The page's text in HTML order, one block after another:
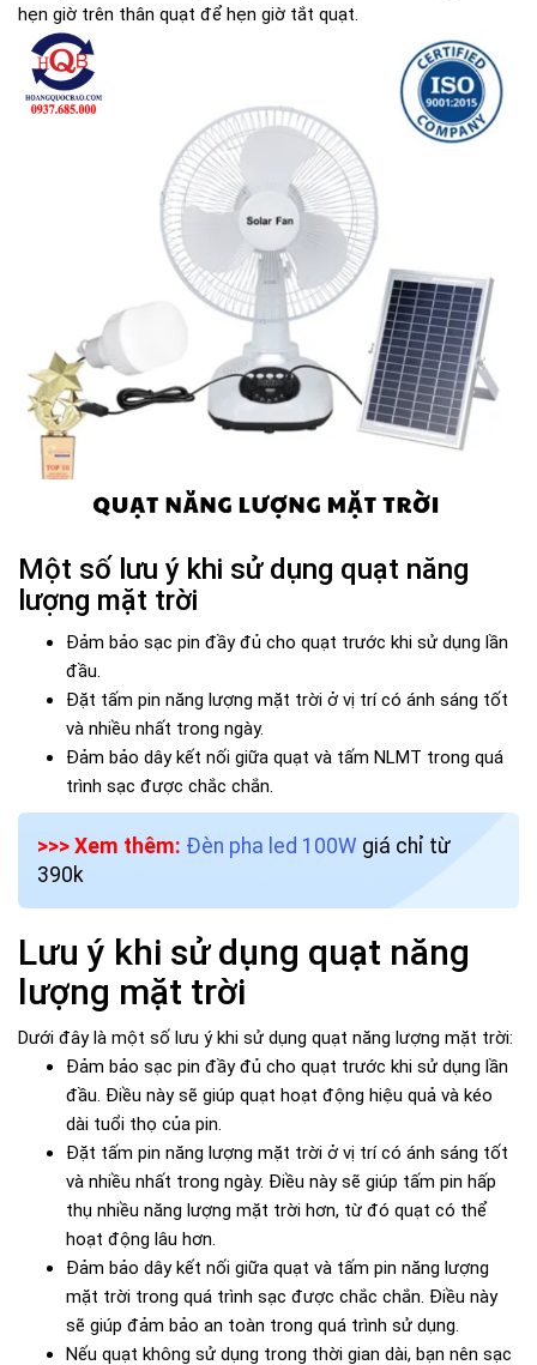
hẹn giờ trên thân quạt để hẹn giờ tắt quạt.
Một số lưu ý khi sử dụng quạt năng
lượng mặt trời
Đảm bảo sạc pin đầy đủ cho quạt trước khi sử dụng lần
đầu.
Đặt tấm pin năng lượng mặt trời ở vị trí có ánh sáng tốt
và nhiều nhất trong ngày.
Đảm bảo dây kết nối giữa quạt và tấm NLMT trong quá
trình sạc được chắc chắn.
>>> Xem thêm: Đèn pha led 100W giá chỉ từ
390k
Lưu ý khi sử dụng quạt năng
lượng mặt trời
Dưới đây là một số lưu ý khi sử dụng quạt năng lượng mặt trời:
Đảm bảo sạc pin đầy đủ cho quạt trước khi sử dụng lần
đầu. Điều này sẽ giúp quạt hoạt động hiệu quả và kéo
dài tuổi thọ của pin.
Đặt tấm pin năng lượng mặt trời ở vị trí có ánh sáng tốt
và nhiều nhất trong ngày. Điều này sẽ giúp tấm pin hấp
thụ nhiều năng lượng mặt trời hơn, từ đó quạt có thể
hoạt động lâu hơn.
Đảm bảo dây kết nối giữa quạt và tấm pin năng lượng
mặt trời trong quá trình sạc được chắc chắn. Điều này
sẽ giúp đảm bảo an toàn trong quá trình sử dụng.
Nếu quạt không sử dụng trong thời gian dài, bạn nên sạc